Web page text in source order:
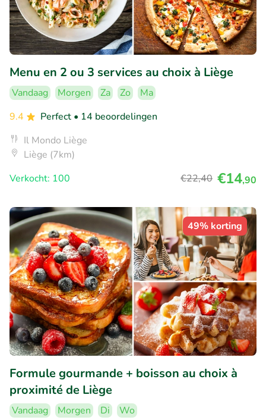
Menu en 2 ou 3 services au choix à Liège
Vandaag Morgen Za Zo
Ma
9.4
Perfect • 14 beoordelingen
Il Mondo Liège
Liège (7km)
Verkocht: 100
€22,40 €14,90
49% korting
Formule gourmande + boisson au choix à
proximité de Liège
Vandaag Morgen Di
Wo